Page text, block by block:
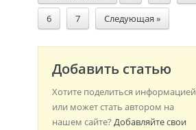
6 7 Следующая »
Добавить статью
Хотите поделиться информацией
или может стать автором на
нашем сайте? Добавляйте свои